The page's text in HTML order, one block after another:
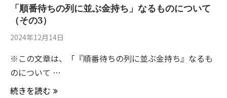
「順番待ちの列に並ぶ金持ち」なるものについて
（その3）
2024年12月14日
※この文章は、「『順番待ちの列に並ぶ金持ち』なるも
のについて …
続きを読む